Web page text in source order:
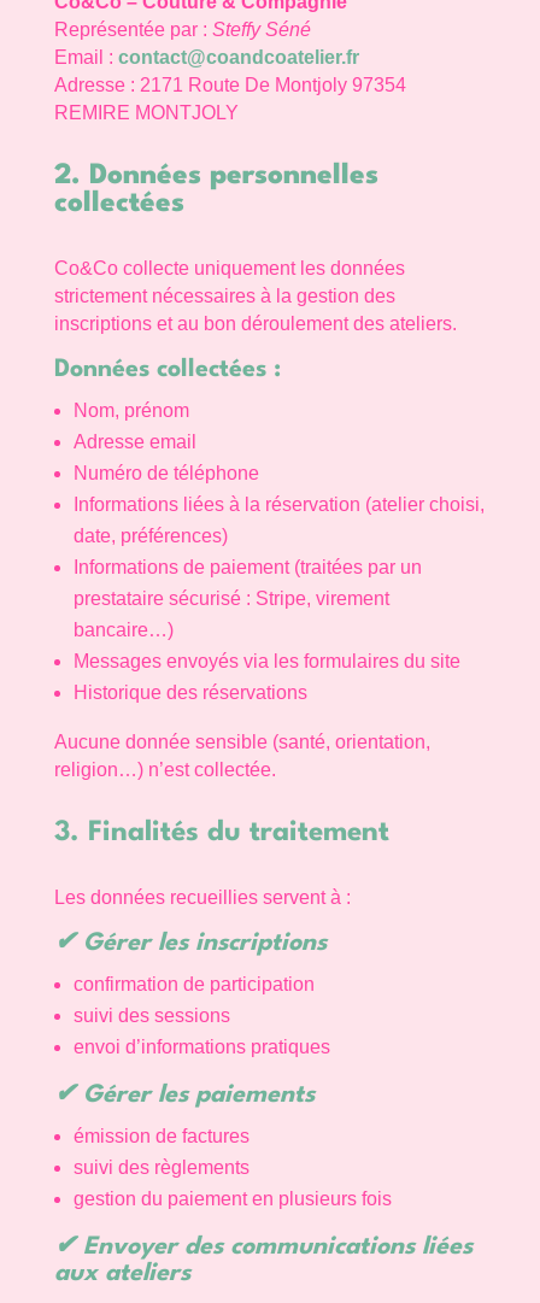
Représentée par : Steffy Séné
Email : contact@coandcoatelier.fr
Adresse : 2171 Route De Montjoly 97354
REMIRE MONTJOLY
2. Données personnelles
collectées
Co&Co collecte uniquement les données
strictement nécessaires à la gestion des
inscriptions et au bon déroulement des ateliers.
Données collectées :
Nom, prénom
Adresse email
Numéro de téléphone
Informations liées à la réservation (atelier choisi,
date, préférences)
Informations de paiement (traitées par un
prestataire sécurisé : Stripe, virement
bancaire…)
Messages envoyés via les formulaires du site
Historique des réservations
Aucune donnée sensible (santé, orientation,
religion…) n’est collectée.
3. Finalités du traitement
Les données recueillies servent à :
✔ Gérer les inscriptions
confirmation de participation
suivi des sessions
envoi d’informations pratiques
✔ Gérer les paiements
émission de factures
suivi des règlements
gestion du paiement en plusieurs fois
✔ Envoyer des communications liées
aux ateliers